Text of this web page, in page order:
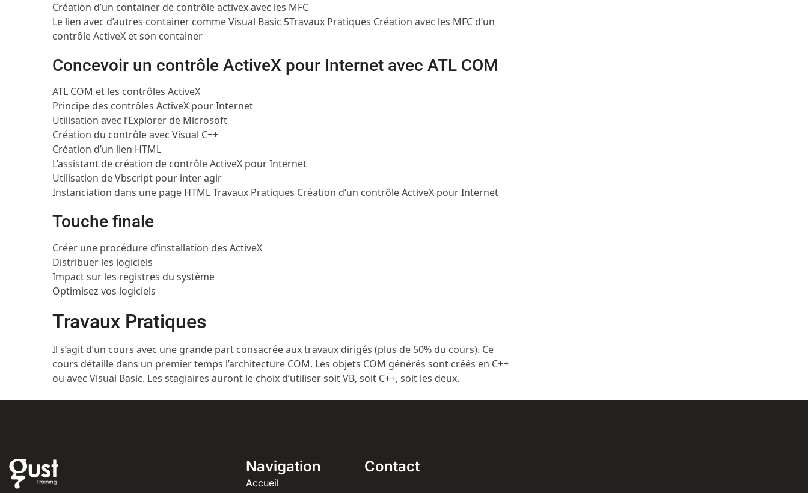
Création d’un container de contrôle activex avec les MFC
Le lien avec d’autres container comme Visual Basic 5Travaux Pratiques Création avec les MFC d’un
contrôle ActiveX et son container
Concevoir un contrôle ActiveX pour Internet avec ATL COM
ATL COM et les contrôles ActiveX
Principe des contrôles ActiveX pour Internet
Utilisation avec l’Explorer de Microsoft
Création du contrôle avec Visual C++
Création d’un lien HTML
L’assistant de création de contrôle ActiveX pour Internet
Utilisation de Vbscript pour inter agir
Instanciation dans une page HTMLTravaux Pratiques Création d’un contrôle ActiveX pour Internet
Touche finale
Créer une procédure d’installation des ActiveX
Distribuer les logiciels
Impact sur les registres du système
Optimisez vos logiciels
Travaux Pratiques
Il s’agit d’un cours avec une grande part consacrée aux travaux dirigés (plus de 50% du cours). Ce
cours détaille dans un premier temps l’architecture COM. Les objets COM générés sont créés en C++
ou avec Visual Basic. Les stagiaires auront le choix d’utiliser soit VB, soit C++, soit les deux.
Navigation
Accueil
Contact